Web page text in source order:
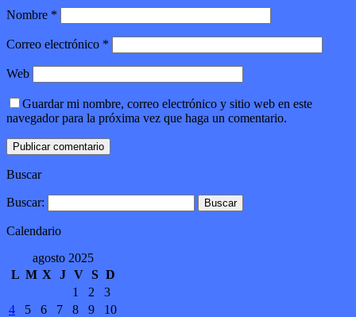
Nombre *
Correo electrónico *
Web
Guardar mi nombre, correo electrónico y sitio web en este
navegador para la próxima vez que haga un comentario.
Buscar
Buscar:
Calendario
agosto 2025
L M X J V S D
1
2
3
4
5 6 7 8 9 10